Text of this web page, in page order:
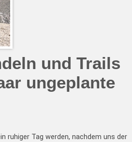
und Trails
ungeplante
ruhiger Tag werden, nachdem uns der